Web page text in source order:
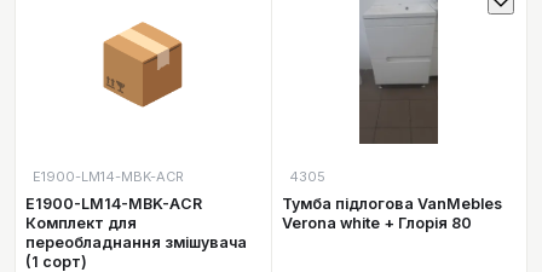
📦
E1900-LM14-MBK-ACR
E1900-LM14-MBK-ACR
Комплект для
переобладнання змішувача
(1 сорт)
4305
Тумба підлогова VanMebles
Verona white + Глорія 80